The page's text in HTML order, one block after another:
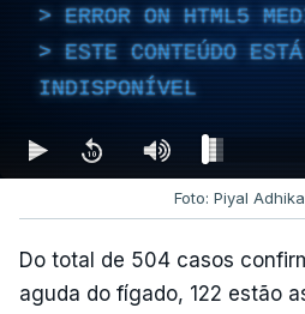
ERROR ON HTML5
ESTE CONTEÚDO
INDISPONÍVEL
Foto: Piyal
Do total de 504 casos
aguda do fígado, 122 estão